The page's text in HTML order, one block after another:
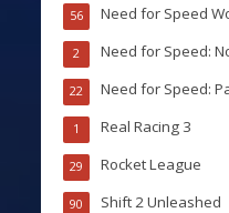
Need for Speed
56
Need for Speed:
2
Need for Speed:
22
Real Racing 3
1
Rocket League
29
Shift 2 Unleashed
90